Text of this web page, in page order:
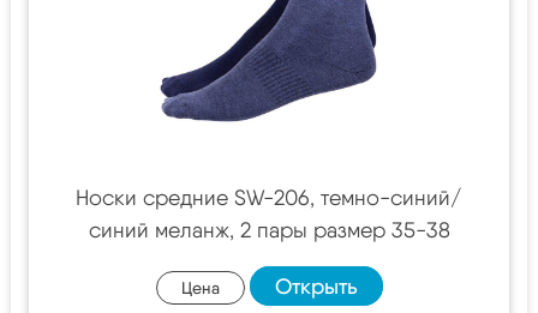
Носки средние SW-206, темно-синий/
синий меланж, 2 пары размер 35-38
Цена Открыть